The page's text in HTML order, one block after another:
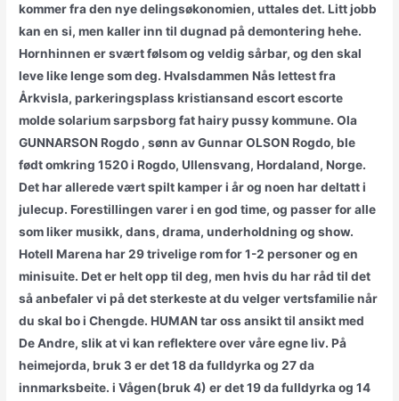
kommer fra den nye delingsøkonomien, uttales det. Litt jobb
kan en si, men kaller inn til dugnad på demontering hehe.
Hornhinnen er svært følsom og veldig sårbar, og den skal
leve like lenge som deg. Hvalsdammen Nås lettest fra
Årkvisla, parkeringsplass kristiansand escort escorte
molde solarium sarpsborg fat hairy pussy kommune. Ola
GUNNARSON Rogdo , sønn av Gunnar OLSON Rogdo, ble
født omkring 1520 i Rogdo, Ullensvang, Hordaland, Norge.
Det har allerede vært spilt kamper i år og noen har deltatt i
julecup. Forestillingen varer i en god time, og passer for alle
som liker musikk, dans, drama, underholdning og show.
Hotell Marena har 29 trivelige rom for 1-2 personer og en
minisuite. Det er helt opp til deg, men hvis du har råd til det
så anbefaler vi på det sterkeste at du velger vertsfamilie når
du skal bo i Chengde. HUMAN tar oss ansikt til ansikt med
De Andre, slik at vi kan reflektere over våre egne liv. På
heimejorda, bruk 3 er det 18 da fulldyrka og 27 da
innmarksbeite. i Vågen(bruk 4) er det 19 da fulldyrka og 14